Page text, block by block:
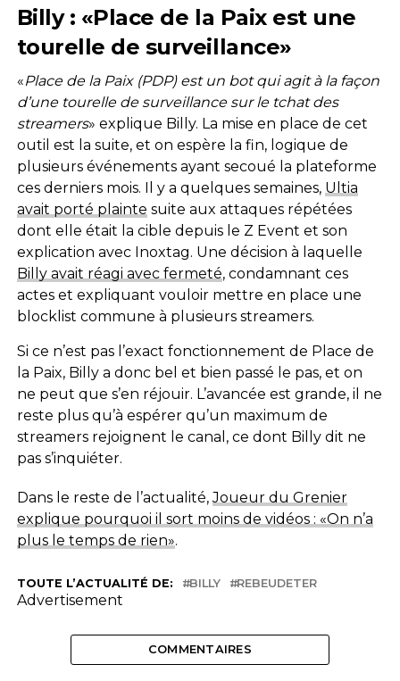
Billy : «Place de la Paix est une
tourelle de surveillance»
«Place de la Paix (PDP) est un bot qui agit à la façon
d’une tourelle de surveillance sur le tchat des
streamers» explique Billy. La mise en place de cet
outil est la suite, et on espère la fin, logique de
plusieurs événements ayant secoué la plateforme
ces derniers mois. Il y a quelques semaines, Ultia
avait porté plainte suite aux attaques répétées
dont elle était la cible depuis le Z Event et son
explication avec Inoxtag. Une décision à laquelle
Billy avait réagi avec fermeté, condamnant ces
actes et expliquant vouloir mettre en place une
blocklist commune à plusieurs streamers.
Si ce n’est pas l’exact fonctionnement de Place de
la Paix, Billy a donc bel et bien passé le pas, et on
ne peut que s’en réjouir. L’avancée est grande, il ne
reste plus qu’à espérer qu’un maximum de
streamers rejoignent le canal, ce dont Billy dit ne
pas s’inquiéter.
Dans le reste de l’actualité,Joueur du Grenier
explique pourquoi il sort moins de vidéos : «On n’a
plus le temps de rien».
TOUTE L’ACTUALITÉ DE: BILLY REBEUDETER
Advertisement
COMMENTAIRES